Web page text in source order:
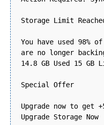
Storage Limit
You have used 98%
are no longer
14.8 GB Used 15 GB
Special Offer
Upgrade now to get
Upgrade Storage Now